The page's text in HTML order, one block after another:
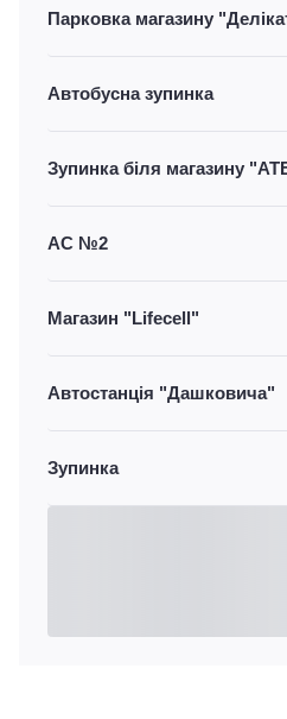
Парковка магазину
Автобусна зупинка
Зупинка біля магазину
АС №2
Магазин "Lifecell"
Автостанція "Дашковича"
Зупинка